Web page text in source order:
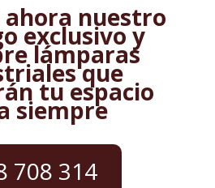
ahora nuestro
exclusivo y
lámparas
que
tu espacio
siempre
708 314